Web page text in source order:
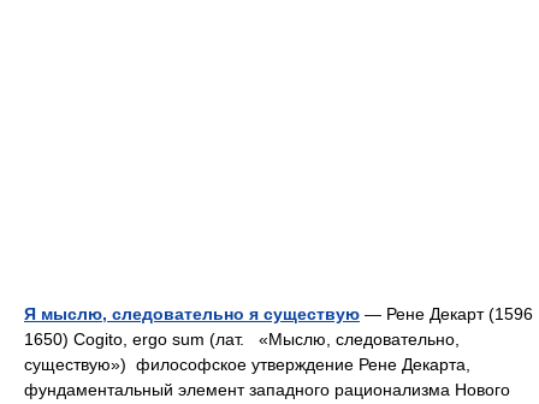
Я мыслю, следовательно я существую — Рене Декарт (1596
1650) Cogito, ergo sum (лат. «Мыслю, следовательно,
существую») философское утверждение Рене Декарта,
фундаментальный элемент западного рационализма Нового